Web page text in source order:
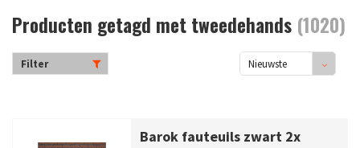
Producten getagd met tweedehands (1020)
Filter
Nieuwste
Barok fauteuils zwart 2x